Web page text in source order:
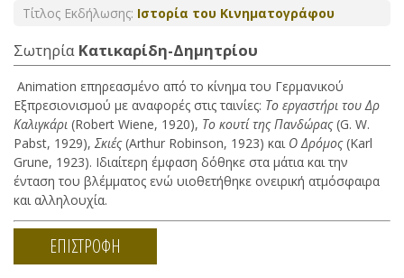
Τίτλος Εκδήλωσης: Ιστορία του Κινηματογράφου
Σωτηρία Κατικαρίδη-Δημητρίου
Animation επηρεασμένο από το κίνημα του Γερμανικού
Εξπρεσιονισμού με αναφορές στις ταινίες: Το εργαστήρι του Δρ
Καλιγκάρι (Robert Wiene, 1920), Το κουτί της Πανδώρας(G. W.
Pabst, 1929), Σκιές(Arthur Robinson, 1923) και Ο Δρόμος(Karl
Grune, 1923). Ιδιαίτερη έμφαση δόθηκε στα μάτια και την
ένταση του βλέμματος ενώ υιοθετήθηκε ονειρική ατμόσφαιρα
και αλληλουχία.
ΕΠΙΣΤΡΟΦΗ